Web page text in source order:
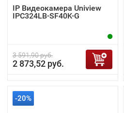
IP Видеокамера Uniview
IPC324LB-SF40K-G
3 591,90 руб.
2 873,52 руб.
-20%